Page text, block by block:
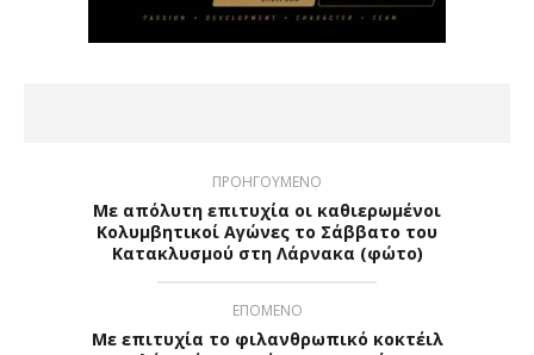
ΠΡΟΗΓΟΥΜΕΝΟ
Με απόλυτη επιτυχία οι καθιερωμένοι
Κολυμβητικοί Αγώνες το Σάββατο του
Κατακλυσμού στη Λάρνακα (φώτο)
ΕΠΟΜΕΝΟ
Με επιτυχία το φιλανθρωπικό κοκτέιλ